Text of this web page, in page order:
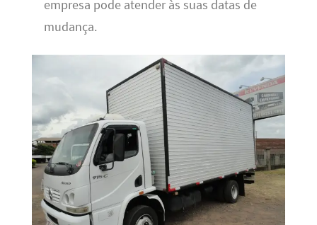
empresa pode atender às suas datas de
mudança.